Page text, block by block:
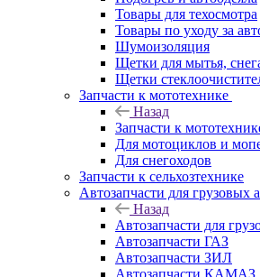
Товары для техосмотра
Товары по уходу за
Шумоизоляция
Щетки для мытья,
Щетки
Запчасти к мототехнике
Назад
Запчасти к
Для мотоциклов и
Для снегоходов
Запчасти к сельхозтехнике
Автозапчасти для грузовых
Назад
Автозапчасти для
Автозапчасти ГАЗ
Автозапчасти ЗИЛ
Автозапчасти КАМАЗ